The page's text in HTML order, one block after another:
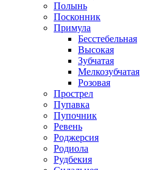
Полынь
Посконник
Примула
Бесстебельная
Высокая
Зубчатая
Мелкозубчатая
Розовая
Прострел
Пупавка
Пупочник
Ревень
Роджерсия
Родиола
Рудбекия